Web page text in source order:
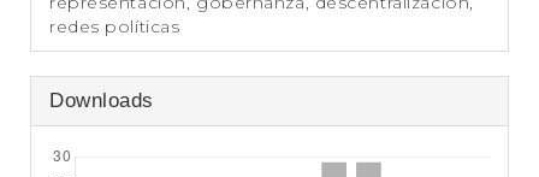
redes políticas
Downloads